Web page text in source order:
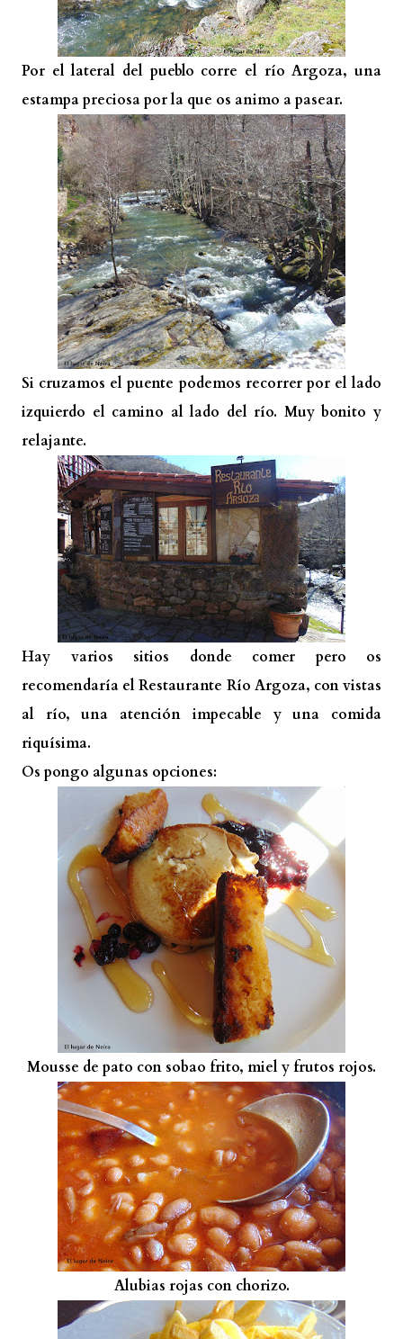
Por el lateral del pueblo corre el río Argoza, una
estampa preciosa por la que os animo a pasear.
Si cruzamos el puente podemos recorrer por el lado
izquierdo el camino al lado del río. Muy bonito y
relajante.
Hay varios sitios donde comer pero os
recomendaría el Restaurante Río Argoza, con vistas
al río, una atención impecable y una comida
riquísima.
Os pongo algunas opciones:
Mousse de pato con sobao frito, miel y frutos rojos.
Alubias rojas con chorizo.